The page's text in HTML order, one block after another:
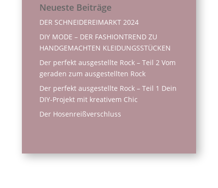
Neueste Beiträge
DER SCHNEIDEREIMARKT 2024
DIY MODE – DER FASHIONTREND ZU
HANDGEMACHTEN KLEIDUNGSSTÜCKEN
Der perfekt ausgestellte Rock – Teil 2 Vom
geraden zum ausgestellten Rock
Der perfekt ausgestellte Rock – Teil 1 Dein
DIY-Projekt mit kreativem Chic
Der Hosenreißverschluss